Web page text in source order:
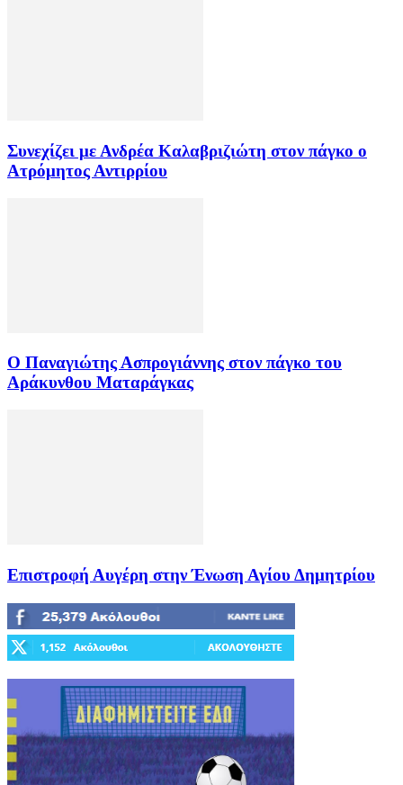
Συνεχίζει με Ανδρέα Καλαβριζιώτη στον πάγκο ο
Ατρόμητος Αντιρρίου
Ο Παναγιώτης Ασπρογιάννης στον πάγκο του
Αράκυνθου Ματαράγκας
Επιστροφή Αυγέρη στην Ένωση Αγίου Δημητρίου